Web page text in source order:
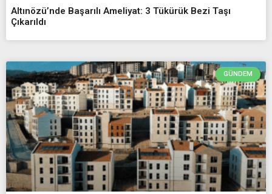
Altınözü’nde Başarılı Ameliyat: 3 Tükürük Bezi Taşı
Çıkarıldı
GÜNDEM